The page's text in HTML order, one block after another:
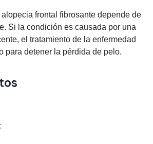
frontal fibrosante depende de
Si la condición es causada por una
el tratamiento de la enfermedad
para detener la pérdida de pelo.